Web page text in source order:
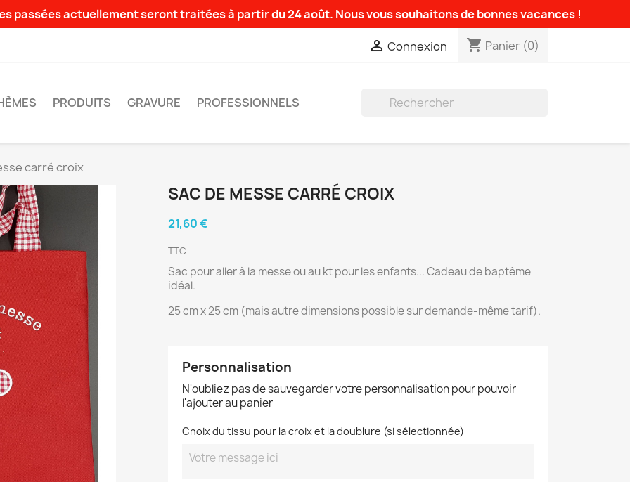
passées actuellement seront traitées à partir du 24 août. Nous vous souhaitons de bonnes vacances !
 Connexion shopping_cart Panier (0)
PRODUITS GRAVURE PROFESSIONNELS
carré croix
SAC DE MESSE CARRÉ CROIX
21,60 €
TTC
Sac pour aller à la messe ou au kt pour les enfants... Cadeau de baptême
idéal.
25 cm x 25 cm (mais autre dimensions possible sur demande-même tarif).
Personnalisation
N'oubliez pas de sauvegarder votre personnalisation pour pouvoir
l'ajouter au panier
Choix du tissu pour la croix et la doublure (si sélectionnée)